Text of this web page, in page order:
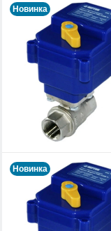
Новинка
Новинка